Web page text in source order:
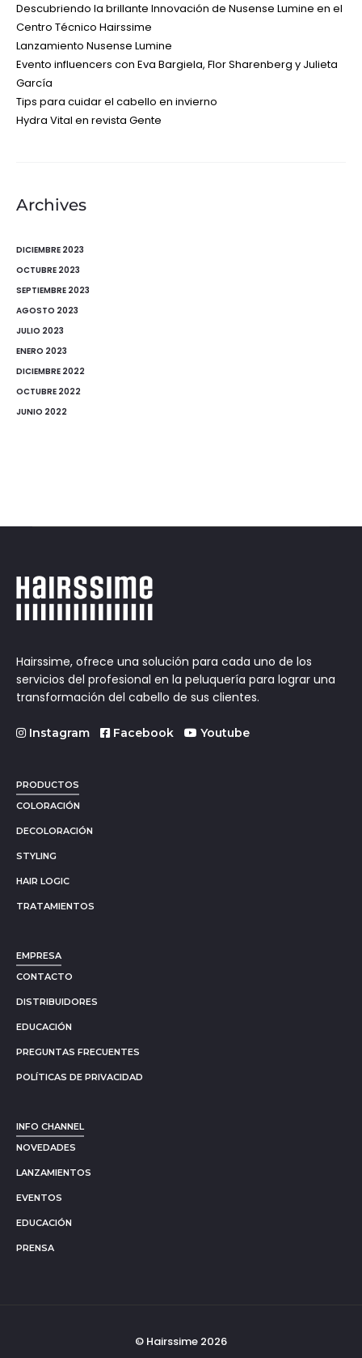
Descubriendo la brillante Innovación de Nusense Lumine en el
Centro Técnico Hairssime
Lanzamiento Nusense Lumine
Evento influencers con Eva Bargiela, Flor Sharenberg y Julieta
García
Tips para cuidar el cabello en invierno
Hydra Vital en revista Gente
Archives
DICIEMBRE 2023
OCTUBRE 2023
SEPTIEMBRE 2023
AGOSTO 2023
JULIO 2023
ENERO 2023
DICIEMBRE 2022
OCTUBRE 2022
JUNIO 2022
Hairssime, ofrece una solución para cada uno de los
servicios del profesional en la peluquería para lograr una
transformación del cabello de sus clientes.
Instagram Facebook Youtube
PRODUCTOS
COLORACIÓN
DECOLORACIÓN
STYLING
HAIR LOGIC
TRATAMIENTOS
EMPRESA
CONTACTO
DISTRIBUIDORES
EDUCACIÓN
PREGUNTAS FRECUENTES
POLÍTICAS DE PRIVACIDAD
INFO CHANNEL
NOVEDADES
LANZAMIENTOS
EVENTOS
EDUCACIÓN
PRENSA
© Hairssime 2026